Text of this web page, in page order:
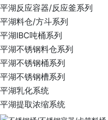
平湖反应容器/反应釜系列
平湖料仓/方斗系列
平湖IBC吨桶系列
平湖不锈钢料仓系列
平湖不锈钢桶系列
平湖不锈钢槽系列
平湖乳化系统
平湖提取浓缩系统